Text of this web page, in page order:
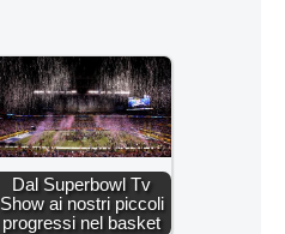
Dal Superbowl Tv
Show ai nostri piccoli
progressi nel basket